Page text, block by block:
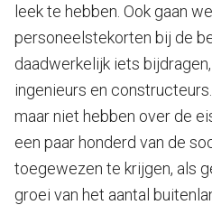
leek te hebben. Ook gaan
personeelstekorten bij de
daadwerkelijk iets
ingenieurs en
maar niet hebben over de
een paar honderd van de
toegewezen te krijgen, als
groei van het aantal